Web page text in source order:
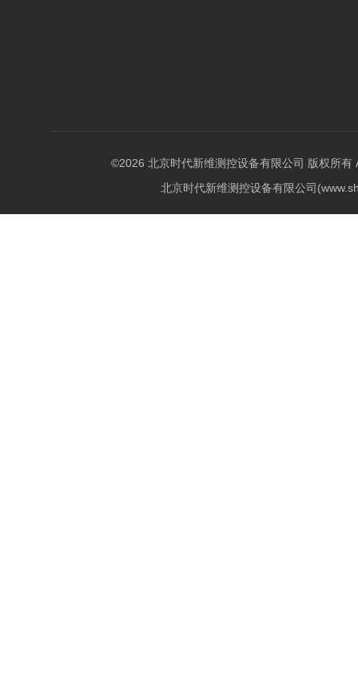
©2026 北京时代新维测控设备有限公司 版权所有
北京时代新维测控设备有限公司